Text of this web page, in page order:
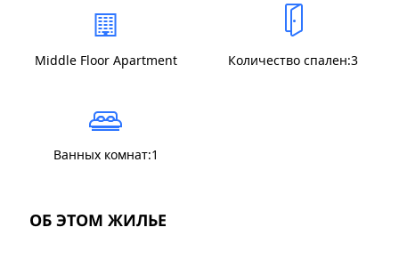
Middle Floor Apartment Количество спален:3
Ванных комнат:1
ОБ ЭТОМ ЖИЛЬЕ